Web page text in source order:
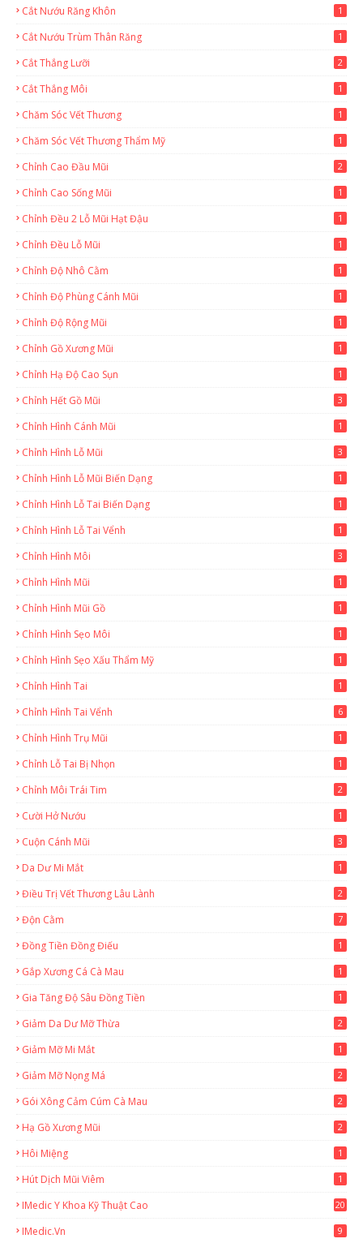
Cắt Nướu Răng Khôn 1
Cắt Nướu Trùm Thân Răng 1
Cắt Thắng Lưỡi 2
Cắt Thắng Môi 1
Chăm Sóc Vết Thương 1
Chăm Sóc Vết Thương Thẩm Mỹ 1
Chỉnh Cao Đầu Mũi 2
Chỉnh Cao Sống Mũi 1
Chỉnh Đều 2 Lỗ Mũi Hạt Đậu 1
Chỉnh Đều Lỗ Mũi 1
Chỉnh Độ Nhô Cằm 1
Chỉnh Độ Phùng Cánh Mũi 1
Chỉnh Độ Rộng Mũi 1
Chỉnh Gồ Xương Mũi 1
Chỉnh Hạ Độ Cao Sụn 1
Chỉnh Hết Gồ Mũi 3
Chỉnh Hình Cánh Mũi 1
Chỉnh Hình Lỗ Mũi 3
Chỉnh Hình Lỗ Mũi Biến Dạng 1
Chỉnh Hình Lỗ Tai Biến Dạng 1
Chỉnh Hình Lỗ Tai Vểnh 1
Chỉnh Hình Môi 3
Chỉnh Hình Mũi 1
Chỉnh Hình Mũi Gồ 1
Chỉnh Hình Sẹo Môi 1
Chỉnh Hình Sẹo Xấu Thẩm Mỹ 1
Chỉnh Hình Tai 1
Chỉnh Hình Tai Vểnh 6
Chỉnh Hình Trụ Mũi 1
Chỉnh Lỗ Tai Bị Nhọn 1
Chỉnh Môi Trái Tim 2
Cười Hở Nướu 1
Cuộn Cánh Mũi 3
Da Dư Mi Mắt 1
Điều Trị Vết Thương Lâu Lành 2
Độn Cằm 7
Đồng Tiền Đồng Điếu 1
Gắp Xương Cá Cà Mau 1
Gia Tăng Độ Sâu Đồng Tiền 1
Giảm Da Dư Mỡ Thừa 2
Giảm Mỡ Mi Mắt 1
Giảm Mỡ Nọng Má 2
Gói Xông Cảm Cúm Cà Mau 2
Hạ Gồ Xương Mũi 2
Hôi Miệng 1
Hút Dịch Mũi Viêm 1
IMedic Y Khoa Kỹ Thuật Cao
20
IMedic.vn 9